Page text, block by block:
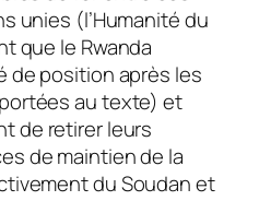
unies (l’Humanité du
que le Rwanda
de position après les
au texte) et
de retirer leurs
de maintien de la
du Soudan et